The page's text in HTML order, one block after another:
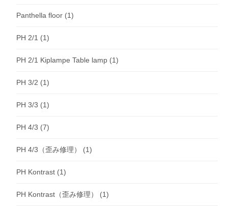
Panthella floor (1)
PH 2/1 (1)
PH 2/1 Kiplampe Table lamp (1)
PH 3/2 (1)
PH 3/3 (1)
PH 4/3 (7)
PH 4/3（歪み修理） (1)
PH Kontrast (1)
PH Kontrast（歪み修理） (1)